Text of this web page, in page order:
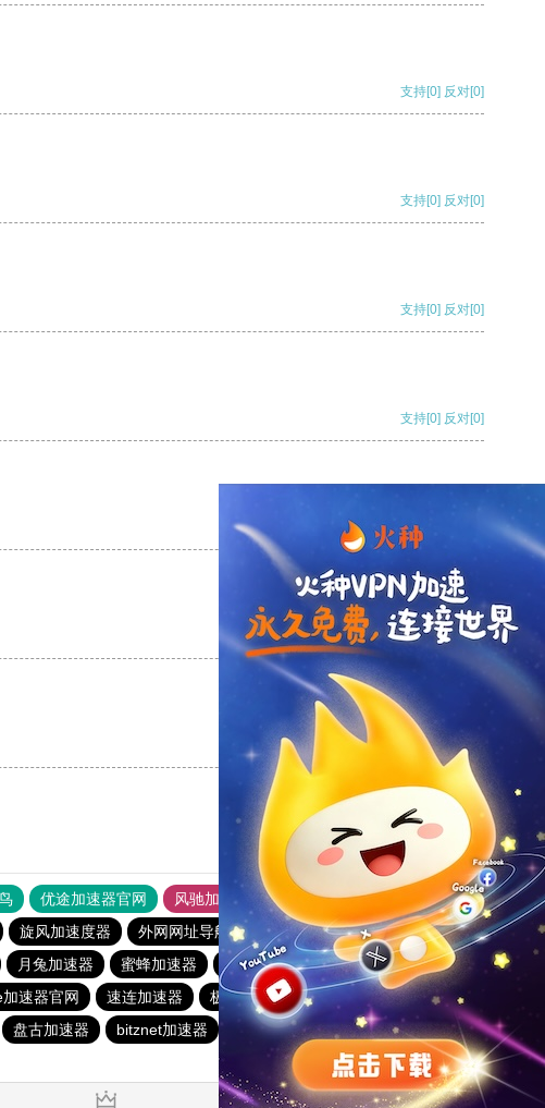
支持[0] 反对[0]
支持[0] 反对[0]
支持[0] 反对[0]
支持[0] 反对[0]
支持
支持[0] 反对[0]
支持[0] 反对[0]
优途加速器官网 风驰加速器
旋风加速器
旋风加速度器 外网网址导航 软件中心
飞兔加速器
月兔加速器 蜜蜂加速器 abc加速器
云梯加速器
速器官网 速连加速器 极风加速器
hammer加速器
盘古加速器 bitznet加速器 hidecat 蜜蜂加速器
哇哇加速器